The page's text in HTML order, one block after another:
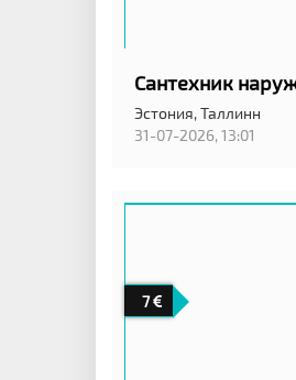
Эстония,Таллинн
31-07-2026, 13:01
7